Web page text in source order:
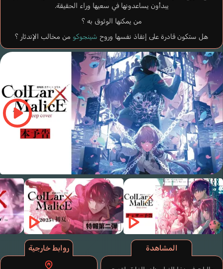
يبدأون يساعدونها في سعيها وراء الحقيقة.
من يمكنها الوثوق به ؟
هل ستكون قادرة على إنقاذ نفسها وروح شينجوكو من مخالب الإندثار ؟
المشاهدة روابط خارجية